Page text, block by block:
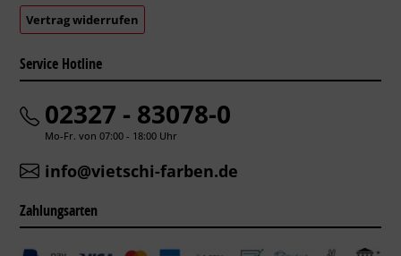
Vertrag widerrufen
Service Hotline
02327 - 83078-0
Mo-Fr. von 07:00 - 18:00 Uhr
info@vietschi-farben.de
Zahlungsarten